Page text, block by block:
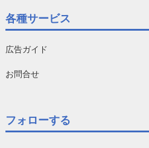
各種サービス
広告ガイド
お問合せ
フォローする